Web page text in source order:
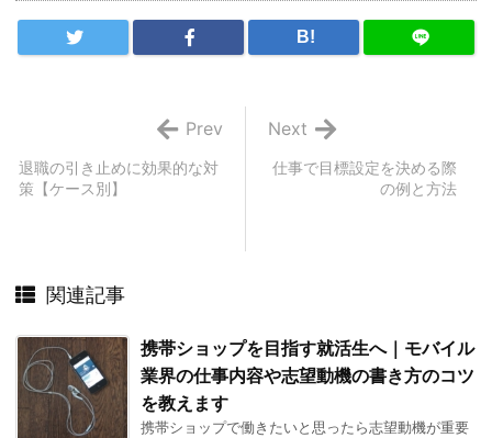
B!
仕事で目標設定を決める際
の例と方法
Next
退職の引き止めに効果的な対
策【ケース別】
Prev
関連記事
携帯ショップを目指す就活生へ｜モバイル
業界の仕事内容や志望動機の書き方のコツ
を教えます
携帯ショップで働きたいと思ったら志望動機が重要